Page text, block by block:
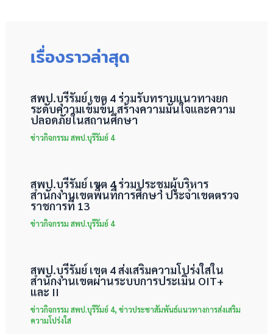
เรื่องราวล่าสุด
สพป.บุรีรัมย์ เขต 4 ร่วมรับทราบแนวทางยก
ระดับความเข้มข้น สร้างความมั่นใจและความ
ปลอดภัยในสถานศึกษา
ข่าวกิจกรรม สพป.บุรีรัมย์ 4
สพป.บุรีรัมย์ เขต 4 ร่วมประชุมผู้บริหาร
สำนักงานเขตพื้นที่การศึกษา ประจำเขตตรวจ
ราชการที่ 13
ข่าวกิจกรรม สพป.บุรีรัมย์ 4
สพป.บุรีรัมย์ เขต 4 ส่งเสริมความโปร่งใสใน
สำนักงานเขตผ่านระบบการประเมิน OIT+
และ II
ข่าวกิจกรรม สพป.บุรีรัมย์ 4, ข่าวประชาสัมพันธ์แนวทางการส่งเสริม
ความโปร่งใส